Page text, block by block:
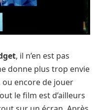
, il n’en est pas
donne plus trop envie
ou encore de jouer
le film est d’ailleurs